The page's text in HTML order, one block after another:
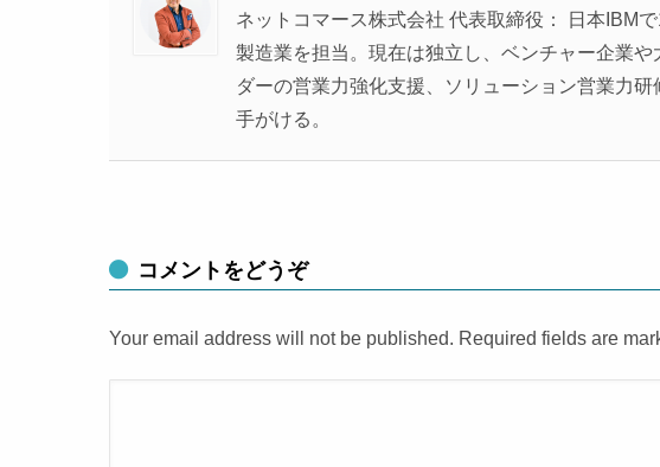
ネットコマース株式会社 代表取締役： 日本IBM
製造業を担当。現在は独立し、ベンチャー企業
ダーの営業力強化支援、ソリューション営業力
手がける。
コメントをどうぞ
Your email address will not be published. Required fields are